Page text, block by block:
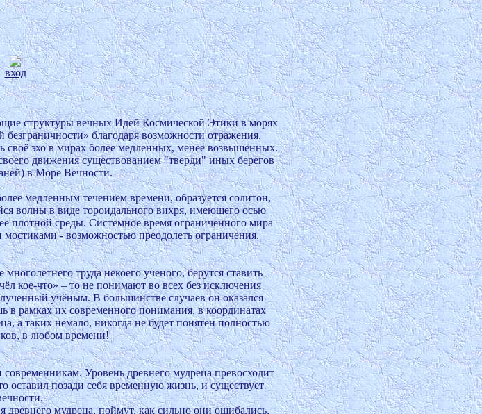
вход
структуры вечных Идей Космической Этики в морях
безграничности» благодаря возможности отражения,
своё эхо в мирах более медленных, менее возвышенных.
движения существованием "тверди" иных берегов
в Море Вечности.
медленным течением времени, образуется солитон,
волны в виде тороидального вихря, имеющего осью
плотной среды. Системное время ограниченного мира
- возможностью преодолеть ограничения.
труда некоего ученого, берутся ставить
кое-что» – то не понимают во всех без исключения
учёным. В большинстве случаев он оказался
рамках их современного понимания, в координатах
а таких немало, никогда не будет понятен полностью
в любом времени!
Уровень древнего мудреца превосходит
оставил позади себя временную жизнь, и существует
мудреца, поймут, как сильно они ошибались,